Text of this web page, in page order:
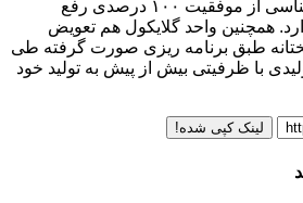
مشاهدات میدانی و کارشناسی از موفقیت ۱۰۰ درصدی رفع
همچنین واحد گلایکول هم تعویض
طبق برنامه ریزی صورت گرفته طی
با ظرفیتی بیش از پیش به تولید خود
لینک کپی شده!